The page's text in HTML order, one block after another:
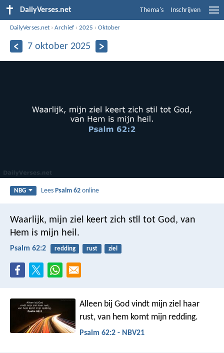
DailyVerses.net Thema's Inschrijven
DailyVerses.net ›Archief ›2025 ›Oktober
7 oktober 2025
NBG LeesPsalm 62 online
Waarlijk, mijn ziel keert zich stil tot God, van
Hem is mijn heil.
Psalm 62:2 redding rust ziel
Alleen bij God vindt mijn ziel haar
rust, van hem komt mijn redding.
Psalm 62:2 - NBV21